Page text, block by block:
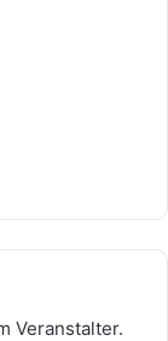
Veranstalter.